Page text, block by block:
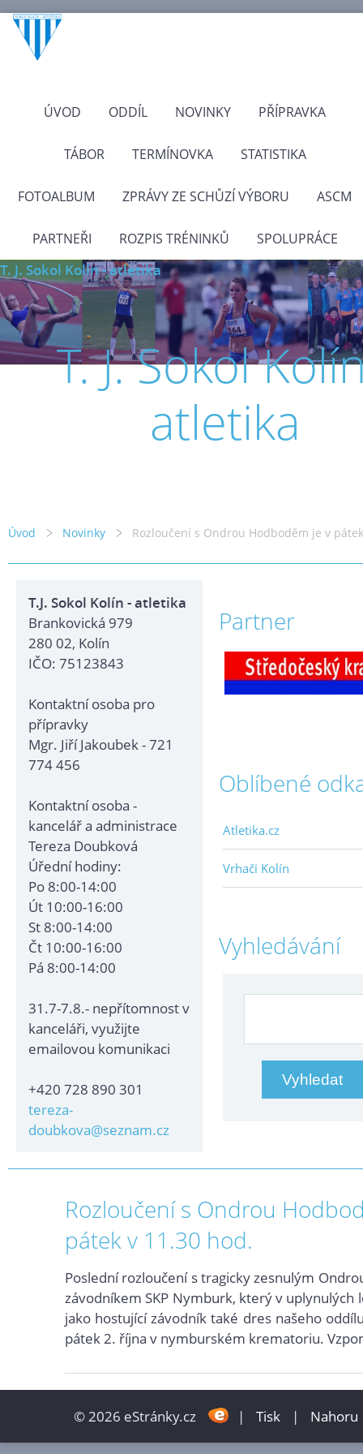
ÚVOD ODDÍL NOVINKY PŘÍPRAVKA
TÁBOR TERMÍNOVKA STATISTIKA
FOTOALBUM ZPRÁVY ZE SCHŮZÍ VÝBORU ASCM
PARTNEŘI ROZPIS TRÉNINKŮ SPOLUPRÁCE
T. J. Sokol Kolín - atletika
T. J. Sokol
atletika
Úvod Novinky Rozloučení s Ondrou Hodboděm je v
T.J. Sokol Kolín - atletika
Brankovická 979
280 02, Kolín
IČO: 75123843
Kontaktní osoba pro
přípravky
Mgr. Jiří Jakoubek - 721
774 456
Kontaktní osoba -
kancelář a administrace
Tereza Doubková
Úřední hodiny:
Po 8:00-14:00
Út 10:00-16:00
St 8:00-14:00
Čt 10:00-16:00
Pá 8:00-14:00
31.7-7.8.- nepřítomnost v
kanceláři, využijte
emailovou komunikaci
+420 728 890 301
tereza-
doubkova@seznam.cz
Partner
Oblíbené
Atletika.cz
Vrhači Kolín
Vyhledávání
Rozloučení s Ondrou
pátek v 11.30 hod.
Poslední rozloučení s tragicky zesnulým
závodníkem SKP Nymburk, který v uplynulých
jako hostující závodník také dres našeho
pátek 2. října v nymburském krematoriu.
© 2026 eStránky.cz | Tisk | Nahoru